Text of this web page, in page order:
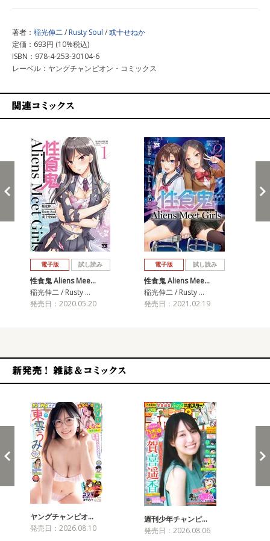
著者： 稲光伸二/ Rusty Soul /或十せねか
定価：693円 (10%税込)
ISBN：978-4-253-30104-6
レーベル：ヤングチャンピオン・コミックス
電子版 試し読み
性食鬼 Aliens Mee…
稲光伸二 / Rusty …
発売日：2020.05.20
電子版 試し読み
性食鬼 Aliens Mee…
稲光伸二 / Rusty …
発売日：2021.02.19
ヤングチャンピオ…
発売日：2026.08.10
週刊少年チャンピ…
発売日：2026.08.06